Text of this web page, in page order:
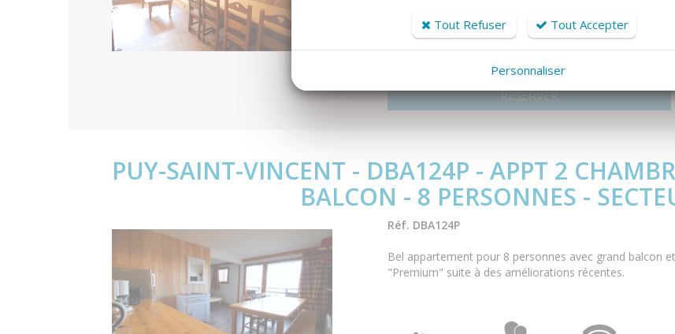
RÉSERVER
PUY-SAINT-VINCENT - DBA124P - APPT 2
BALCON - 8 PERSONNES -
Réf. DBA124P
Bel appartement pour 8 personnes avec grand balcon
"Premium" suite à des améliorations récentes.
Tout Refuser Tout Accepter
Personnaliser